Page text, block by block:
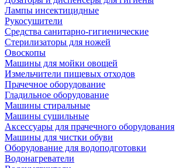
Лампы инсектицидные
Рукосушители
Средства санитарно-гигиенические
Стерилизаторы для ножей
Овоскопы
Машины для мойки овощей
Измельчители пищевых отходов
Прачечное оборудование
Гладильное оборудование
Машины стиральные
Машины сушильные
Аксессуары для прачечного оборудования
Машины для чистки обуви
Оборудование для водоподготовки
Водонагреватели